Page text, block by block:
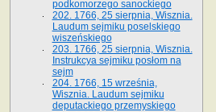
podkomorzego sanockiego
202. 1766, 25 sierpnia, Wisznia.
Laudum sejmiku poselskiego
wiszeńskiego
203. 1766, 25 sierpnia, Wisznia.
Instrukcya sejmiku posłom na
sejm
204. 1766, 15 września,
Wisznia. Laudum sejmiku
deputackiego przemyskiego